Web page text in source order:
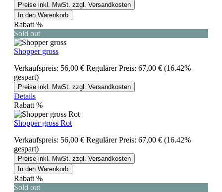
Preise inkl. MwSt. zzgl. Versandkosten
In den Warenkorb
Rabatt %
Sold out
Shopper gross
Verkaufspreis: 56,00 € Regulärer Preis: 67,00 € (16.42%
gespart)
Preise inkl. MwSt. zzgl. Versandkosten
Details
Rabatt %
Shopper gross Rot
Verkaufspreis: 56,00 € Regulärer Preis: 67,00 € (16.42%
gespart)
Preise inkl. MwSt. zzgl. Versandkosten
In den Warenkorb
Rabatt %
Sold out